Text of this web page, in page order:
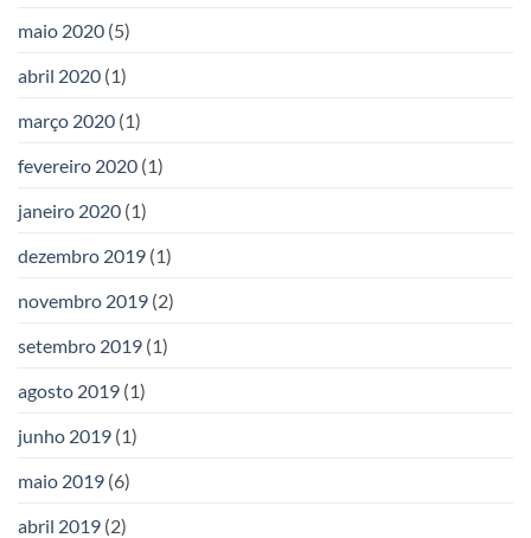
maio 2020 (5)
abril 2020 (1)
março 2020 (1)
fevereiro 2020 (1)
janeiro 2020 (1)
dezembro 2019 (1)
novembro 2019 (2)
setembro 2019 (1)
agosto 2019 (1)
junho 2019 (1)
maio 2019 (6)
abril 2019 (2)